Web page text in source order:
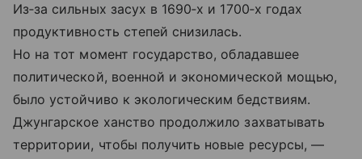
Из‑за сильных засух в 1690‑х и 1700‑х годах
продуктивность степей снизилась.
Но на тот момент государство, обладавшее
политической, военной и экономической мощью,
было устойчиво к экологическим бедствиям.
Джунгарское ханство продолжило захватывать
территории, чтобы получить новые ресурсы, —